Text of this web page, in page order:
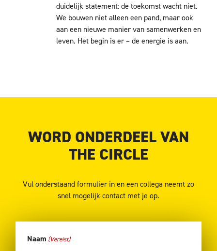
duidelijk statement: de toekomst wacht niet.
We bouwen niet alleen een pand, maar ook
aan een nieuwe manier van samenwerken en
leven. Het begin is er – de energie is aan.
WORD ONDERDEEL VAN
THE CIRCLE
Vul onderstaand formulier in en een collega neemt zo
snel mogelijk contact met je op.
Naam (Vereist)